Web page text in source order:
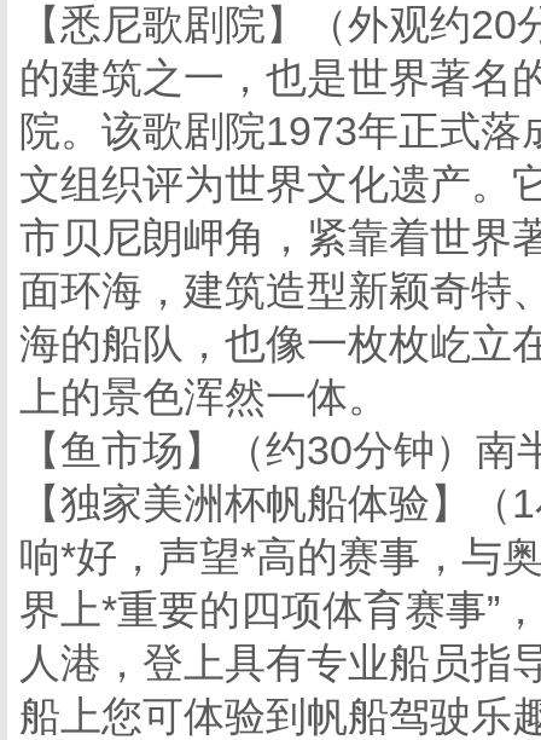
【悉尼歌剧院】（外观约
的建筑之一，也是世界著名
院。该歌剧院1973年正式
文组织评为世界文化遗产。
市贝尼朗岬角，紧靠着世界
面环海，建筑造型新颖奇特
海的船队，也像一枚枚屹立
上的景色浑然一体。
【鱼市场】（约30分钟）
【独家美洲杯帆船体验】
响*好，声望*高的赛事，与
界上*重要的四项体育赛事”
人港，登上具有专业船员指
船上您可体验到帆船驾驶乐